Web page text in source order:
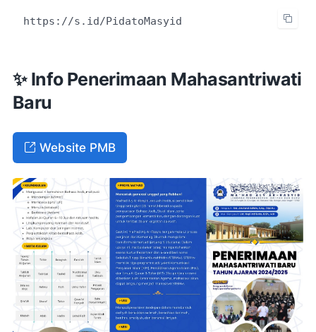
https://s.id/PidatoMasyid
✨ Info Penerimaan Mahasantriwati
Baru
Website PMB